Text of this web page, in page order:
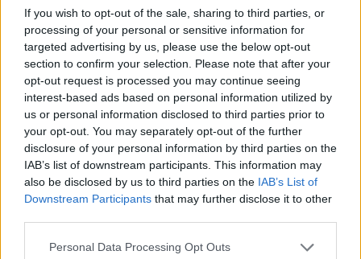
If you wish to opt-out of the sale, sharing to third parties, or
processing of your personal or sensitive information for
targeted advertising by us, please use the below opt-out
section to confirm your selection. Please note that after your
opt-out request is processed you may continue seeing
interest-based ads based on personal information utilized by
us or personal information disclosed to third parties prior to
your opt-out. You may separately opt-out of the further
disclosure of your personal information by third parties on the
IAB’s list of downstream participants. This information may
also be disclosed by us to third parties on the IAB’s List of
Downstream Participants that may further disclose it to other
Personal Data Processing Opt Outs
laatikon. Voit myös lukea lisää tähän artikkeliin
liittyvistä teemoista ja aiheista, kutenTampere
Tapparatai laajemmin samasta aihealueesta
Viihdeuutiset-osioistamme.
Ilmoita virheestä·Tietoa meistä·Toimitusperiaatteet